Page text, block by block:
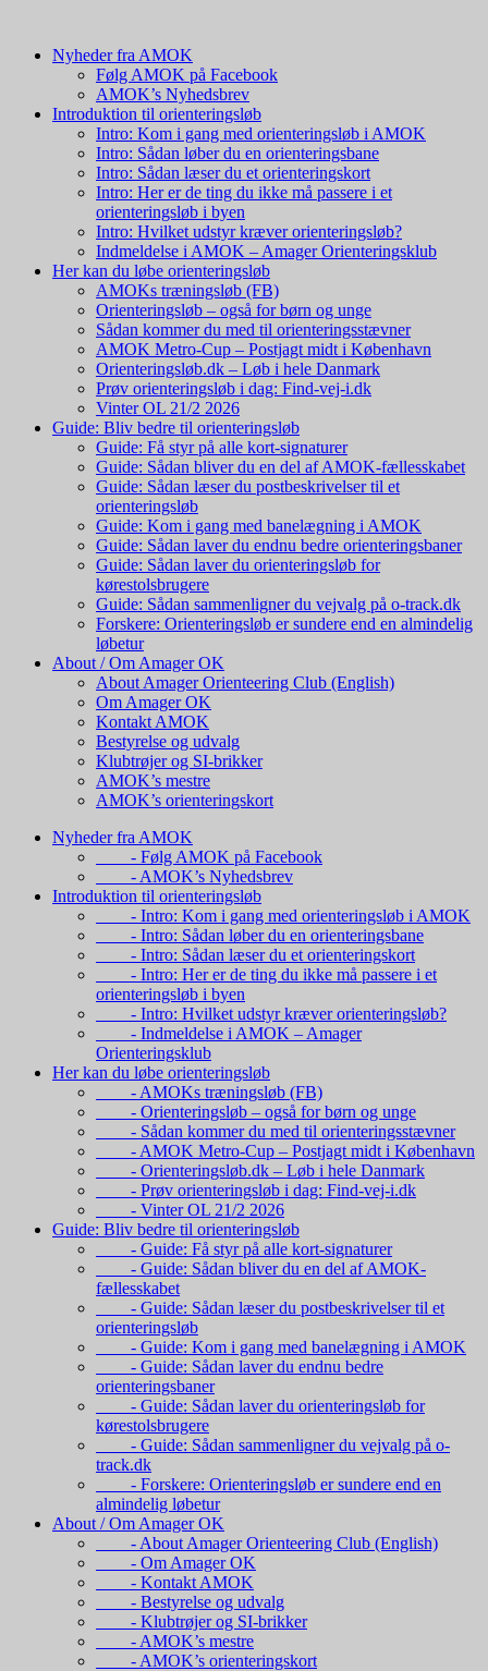
Nyheder fra AMOK
Følg AMOK på Facebook
AMOK’s Nyhedsbrev
Introduktion til orienteringsløb
Intro: Kom i gang med orienteringsløb i AMOK
Intro: Sådan løber du en orienteringsbane
Intro: Sådan læser du et orienteringskort
Intro: Her er de ting du ikke må passere i et
orienteringsløb i byen
Intro: Hvilket udstyr kræver orienteringsløb?
Indmeldelse i AMOK – Amager Orienteringsklub
Her kan du løbe orienteringsløb
AMOKs træningsløb (FB)
Orienteringsløb – også for børn og unge
Sådan kommer du med til orienteringsstævner
AMOK Metro-Cup – Postjagt midt i København
Orienteringsløb.dk – Løb i hele Danmark
Prøv orienteringsløb i dag: Find-vej-i.dk
Vinter OL 21/2 2026
Guide: Bliv bedre til orienteringsløb
Guide: Få styr på alle kort-signaturer
Guide: Sådan bliver du en del af AMOK-fællesskabet
Guide: Sådan læser du postbeskrivelser til et
orienteringsløb
Guide: Kom i gang med banelægning i AMOK
Guide: Sådan laver du endnu bedre orienteringsbaner
Guide: Sådan laver du orienteringsløb for
kørestolsbrugere
Guide: Sådan sammenligner du vejvalg på o-track.dk
Forskere: Orienteringsløb er sundere end en almindelig
løbetur
About / Om Amager OK
About Amager Orienteering Club (English)
Om Amager OK
Kontakt AMOK
Bestyrelse og udvalg
Klubtrøjer og SI-brikker
AMOK’s mestre
AMOK’s orienteringskort
Nyheder fra AMOK
- Følg AMOK på Facebook
- AMOK’s Nyhedsbrev
Introduktion til orienteringsløb
- Intro: Kom i gang med orienteringsløb i AMOK
- Intro: Sådan løber du en orienteringsbane
- Intro: Sådan læser du et orienteringskort
- Intro: Her er de ting du ikke må passere i et
orienteringsløb i byen
- Intro: Hvilket udstyr kræver orienteringsløb?
- Indmeldelse i AMOK – Amager
Orienteringsklub
Her kan du løbe orienteringsløb
- AMOKs træningsløb (FB)
- Orienteringsløb – også for børn og unge
- Sådan kommer du med til orienteringsstævner
- AMOK Metro-Cup – Postjagt midt i København
- Orienteringsløb.dk – Løb i hele Danmark
- Prøv orienteringsløb i dag: Find-vej-i.dk
- Vinter OL 21/2 2026
Guide: Bliv bedre til orienteringsløb
- Guide: Få styr på alle kort-signaturer
- Guide: Sådan bliver du en del af AMOK-
fællesskabet
- Guide: Sådan læser du postbeskrivelser til et
orienteringsløb
- Guide: Kom i gang med banelægning i AMOK
- Guide: Sådan laver du endnu bedre
orienteringsbaner
- Guide: Sådan laver du orienteringsløb for
kørestolsbrugere
- Guide: Sådan sammenligner du vejvalg på o-
track.dk
- Forskere: Orienteringsløb er sundere end en
almindelig løbetur
About / Om Amager OK
- About Amager Orienteering Club (English)
- Om Amager OK
- Kontakt AMOK
- Bestyrelse og udvalg
- Klubtrøjer og SI-brikker
- AMOK’s mestre
- AMOK’s orienteringskort